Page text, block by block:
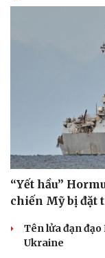
“Yết hầu”
chiến Mỹ bị đặt
Tên lửa đạn
Ukraine